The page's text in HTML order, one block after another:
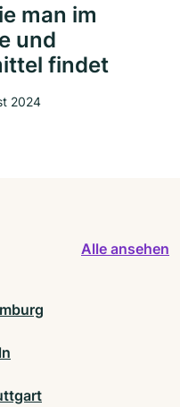
man im
und
findet
2024
Alle ansehen